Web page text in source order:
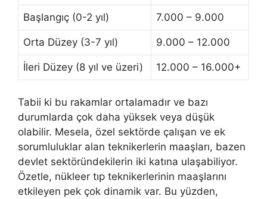
Başlangıç (0-2 yıl) 7.000 – 9.000
Orta Düzey (3-7 yıl) 9.000 – 12.000
İleri Düzey (8 yıl ve üzeri) 12.000 – 16.000+
Tabii ki bu rakamlar ortalamadır ve bazı
durumlarda çok daha yüksek veya düşük
olabilir. Mesela, özel sektörde çalışan ve ek
sorumluluklar alan teknikerlerin maaşları, bazen
devlet sektöründekilerin iki katına ulaşabiliyor.
Özetle, nükleer tıp teknikerlerinin maaşlarını
etkileyen pek çok dinamik var. Bu yüzden,